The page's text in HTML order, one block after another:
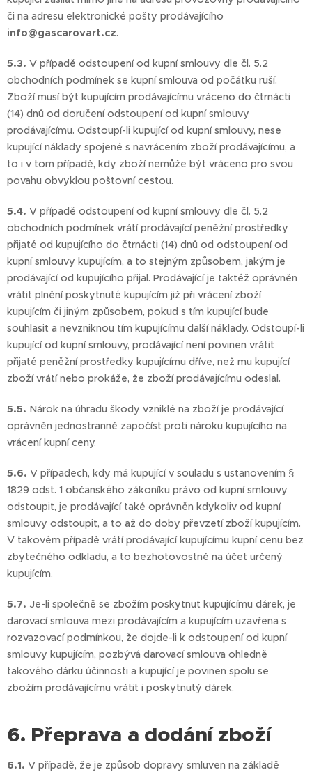
či na adresu elektronické pošty prodávajícího
info@gascarovart.cz.
5.3. V případě odstoupení od kupní smlouvy dle čl. 5.2
obchodních podmínek se kupní smlouva od počátku ruší.
Zboží musí být kupujícím prodávajícímu vráceno do čtrnácti
(14) dnů od doručení odstoupení od kupní smlouvy
prodávajícímu. Odstoupí-li kupující od kupní smlouvy, nese
kupující náklady spojené s navrácením zboží prodávajícímu, a
to i v tom případě, kdy zboží nemůže být vráceno pro svou
povahu obvyklou poštovní cestou.
5.4. V případě odstoupení od kupní smlouvy dle čl. 5.2
obchodních podmínek vrátí prodávající peněžní prostředky
přijaté od kupujícího do čtrnácti (14) dnů od odstoupení od
kupní smlouvy kupujícím, a to stejným způsobem, jakým je
prodávající od kupujícího přijal. Prodávající je taktéž oprávněn
vrátit plnění poskytnuté kupujícím již při vrácení zboží
kupujícím či jiným způsobem, pokud s tím kupující bude
souhlasit a nevzniknou tím kupujícímu další náklady. Odstoupí-li
kupující od kupní smlouvy, prodávající není povinen vrátit
přijaté peněžní prostředky kupujícímu dříve, než mu kupující
zboží vrátí nebo prokáže, že zboží prodávajícímu odeslal.
5.5. Nárok na úhradu škody vzniklé na zboží je prodávající
oprávněn jednostranně započíst proti nároku kupujícího na
vrácení kupní ceny.
5.6. V případech, kdy má kupující v souladu s ustanovením §
1829 odst. 1 občanského zákoníku právo od kupní smlouvy
odstoupit, je prodávající také oprávněn kdykoliv od kupní
smlouvy odstoupit, a to až do doby převzetí zboží kupujícím.
V takovém případě vrátí prodávající kupujícímu kupní cenu bez
zbytečného odkladu, a to bezhotovostně na účet určený
kupujícím.
5.7. Je-li společně se zbožím poskytnut kupujícímu dárek, je
darovací smlouva mezi prodávajícím a kupujícím uzavřena s
rozvazovací podmínkou, že dojde-li k odstoupení od kupní
smlouvy kupujícím, pozbývá darovací smlouva ohledně
takového dárku účinnosti a kupující je povinen spolu se
zbožím prodávajícímu vrátit i poskytnutý dárek.
6. Přeprava a dodání zboží
6.1. V případě, že je způsob dopravy smluven na základě